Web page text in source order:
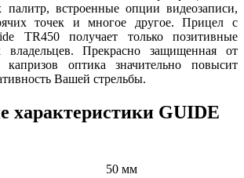
палитр, встроенные опции видеозаписи,
точек и многое другое. Прицел с
TR450 получает только позитивные
Прекрасно защищенная от
оптика значительно повысит
Вашей стрельбы.
характеристики GUIDE
50 мм